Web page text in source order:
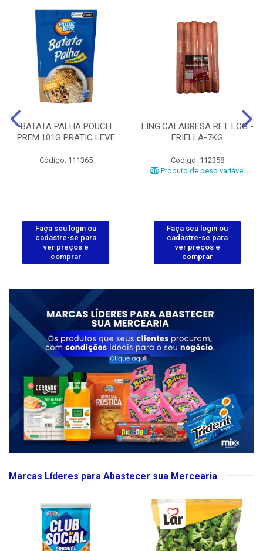
BATATA PALHA POUCH
PREM.101G PRATIC LEVE
Código: 111365
Faça seu login ou
cadastre-se para
ver preços e
comprar
LING.CALABRESA RET. LOG -
FRIELLA-7KG
Código: 112358
Produto de peso variável
Faça seu login ou
cadastre-se para
ver preços e
comprar
Marcas Líderes para Abastecer sua Mercearia